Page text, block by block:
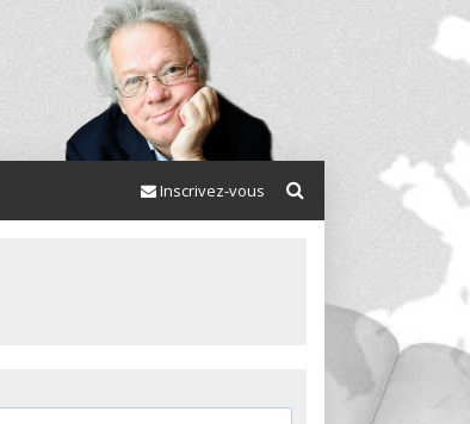
Inscrivez-vous